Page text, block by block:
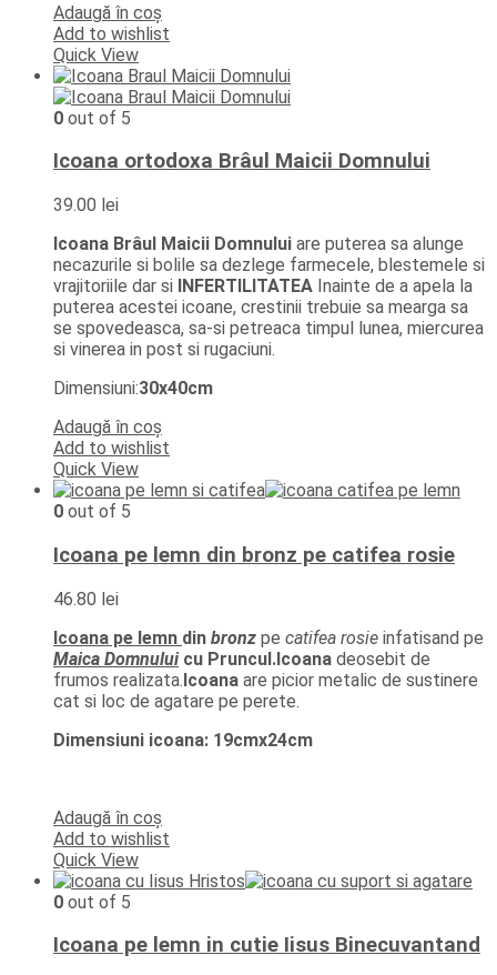
Adaugă în coș
Add to wishlist
Quick View
0 out of 5
Icoana ortodoxa Brâul Maicii Domnului
39.00 lei
Icoana Brâul Maicii Domnului are puterea sa alunge
necazurile si bolile sa dezlege farmecele, blestemele si
vrajitoriile dar si INFERTILITATEA Inainte de a apela la
puterea acestei icoane, crestinii trebuie sa mearga sa
se spovedeasca, sa-si petreaca timpul lunea, miercurea
si vinerea in post si rugaciuni.
Dimensiuni:30x40cm
Adaugă în coș
Add to wishlist
Quick View
0 out of 5
Icoana pe lemn din bronz pe catifea rosie
46.80 lei
Icoana pe lemn din bronz pe catifea rosie infatisand pe
Maica Domnuluicu Pruncul.Icoana deosebit de
frumos realizata.Icoana are picior metalic de sustinere
cat si loc de agatare pe perete.
Dimensiuni icoana: 19cmx24cm
Adaugă în coș
Add to wishlist
Quick View
0 out of 5
Icoana pe lemn in cutie Iisus Binecuvantand